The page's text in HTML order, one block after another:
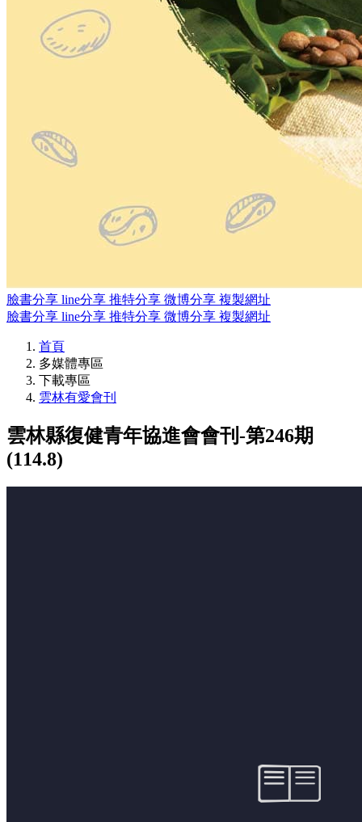
臉書分享 line分享 推特分享 微博分享 複製網址
臉書分享 line分享 推特分享 微博分享 複製網址
首頁
多媒體專區
下載專區
雲林有愛會刊
雲林縣復健青年協進會會刊-第246期
(114.8)